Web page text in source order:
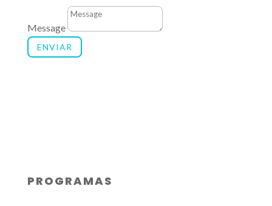
Message
ENVIAR
PROGRAMAS